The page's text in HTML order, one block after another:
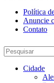
Política
Anuncie
Contato
Cidade